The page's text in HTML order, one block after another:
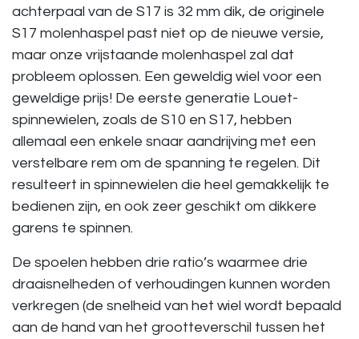
achterpaal van de S17 is 32 mm dik, de originele
S17 molenhaspel past niet op de nieuwe versie,
maar onze vrijstaande molenhaspel zal dat
probleem oplossen. Een geweldig wiel voor een
geweldige prijs! De eerste generatie Louet-
spinnewielen, zoals de S10 en S17, hebben
allemaal een enkele snaar aandrijving met een
verstelbare rem om de spanning te regelen. Dit
resulteert in spinnewielen die heel gemakkelijk te
bedienen zijn, en ook zeer geschikt om dikkere
garens te spinnen.
De spoelen hebben drie ratio’s waarmee drie
draaisnelheden of verhoudingen kunnen worden
verkregen (de snelheid van het wiel wordt bepaald
aan de hand van het grootteverschil tussen het